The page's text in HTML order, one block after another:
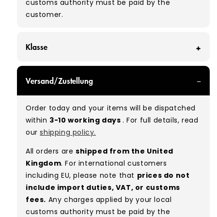
customs authority must be paid by the
customer.
Klasse
can expect items that are in great condition
with minimal signs of wear. While they are
used, they remain free of significant defects
and are in excellent shape overall.
Please note:As these are vintage/used
garments, a small percentage (5–10%) may
have minor flaws such as small tears, holes, or
stains. While we carefully inspect all items, a
degree of human error is possible. Condition
Versand/Zustellung
Order today and your items will be dispatched
within 3-10 working days. For full details, read
ourshipping policy.
All orders are shipped from the United
Kingdom. For international customers
including EU, please note that prices do not
include import duties, VAT, or customs
fees. Any charges applied by your local
customs authority must be paid by the